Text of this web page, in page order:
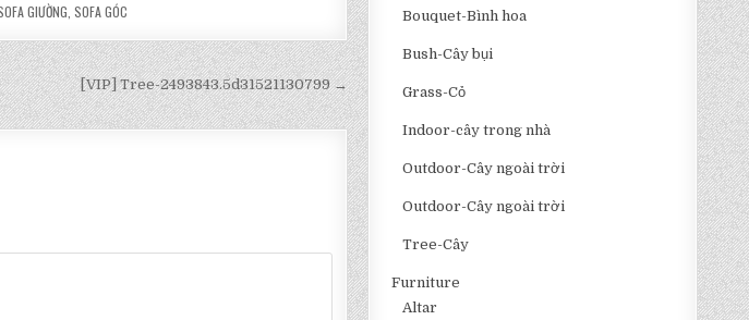
GIƯỜNG SOFA GÓC
[VIP] Tree-2493843.5d31521130799 →
Bouquet-Bình hoa
Bush-Cây bụi
Grass-Cỏ
Indoor-cây trong nhà
Outdoor-Cây ngoài trời
Outdoor-Cây ngoài trời
Tree-Cây
Furniture
Altar